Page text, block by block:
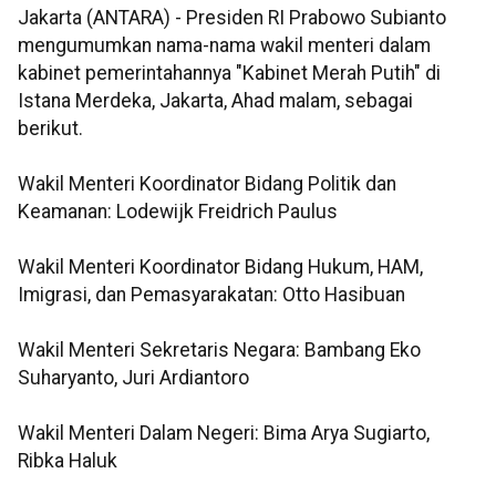
Jakarta (ANTARA) - Presiden RI Prabowo Subianto
mengumumkan nama-nama wakil menteri dalam
kabinet pemerintahannya "Kabinet Merah Putih" di
Istana Merdeka, Jakarta, Ahad malam, sebagai
berikut.
Wakil Menteri Koordinator Bidang Politik dan
Keamanan: Lodewijk Freidrich Paulus
Wakil Menteri Koordinator Bidang Hukum, HAM,
Imigrasi, dan Pemasyarakatan: Otto Hasibuan
Wakil Menteri Sekretaris Negara: Bambang Eko
Suharyanto, Juri Ardiantoro
Wakil Menteri Dalam Negeri: Bima Arya Sugiarto,
Ribka Haluk